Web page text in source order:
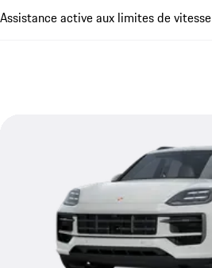
Assistance active aux limites de vitesse